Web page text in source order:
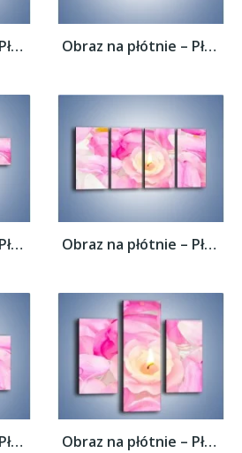
Obraz na płótnie – Pływająca różana... Obraz na płótnie – Pływająca różana...
Obraz na płótnie – Pływająca różana... Obraz na płótnie – Pływająca różana...
Obraz na płótnie – Pływająca różana... Obraz na płótnie – Pływająca różana...